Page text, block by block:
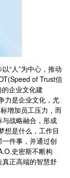
“人”为中心，推动
of Trust信
企业文化建
力是企业文化，尤
增加员工压力，而
战略融合，形成
想是什么，工作目
件事，并通过创
史密斯不断构
正高端的智慧舒